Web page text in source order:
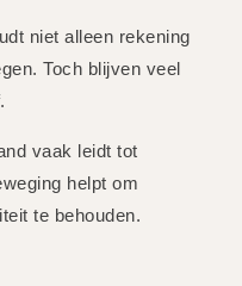
niet alleen rekening
Toch blijven veel
vaak leidt tot
helpt om
te behouden.